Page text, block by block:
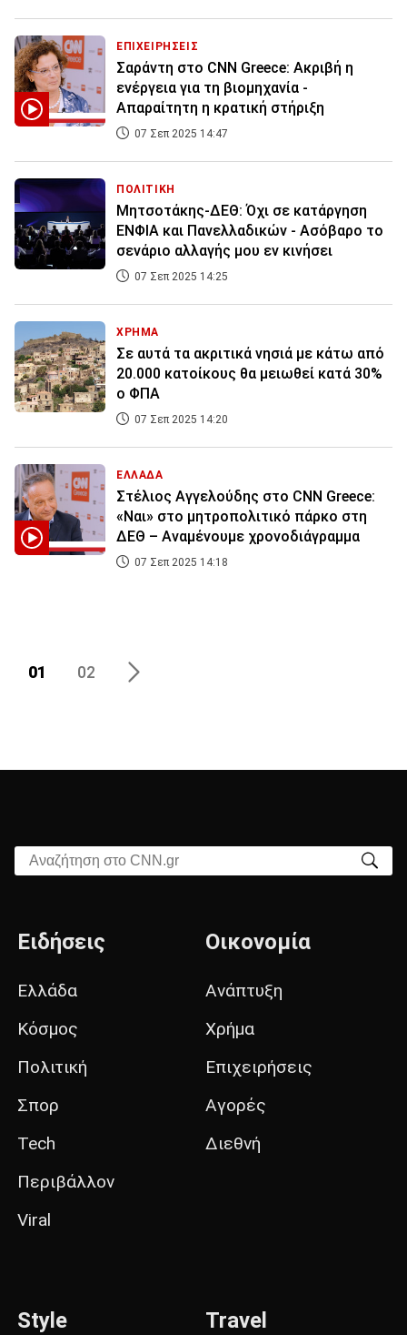
ΕΠΙΧΕΙΡΗΣΕΙΣ
Σαράντη στο CNN Greece: Ακριβή η
ενέργεια για τη βιομηχανία -
Απαραίτητη η κρατική στήριξη
07 Σεπ 2025 14:47
ΠΟΛΙΤΙΚΗ
Μητσοτάκης-ΔΕΘ: Όχι σε κατάργηση
ΕΝΦΙΑ και Πανελλαδικών - Ασόβαρο το
σενάριο αλλαγής μου εν κινήσει
07 Σεπ 2025 14:25
ΧΡΗΜΑ
Σε αυτά τα ακριτικά νησιά με κάτω από
20.000 κατοίκους θα μειωθεί κατά 30%
ο ΦΠΑ
07 Σεπ 2025 14:20
ΕΛΛΑΔΑ
Στέλιος Αγγελούδης στο CNN Greece:
«Ναι» στο μητροπολιτικό πάρκο στη
ΔΕΘ – Αναμένουμε χρονοδιάγραμμα
07 Σεπ 2025 14:18
01 02
Αναζήτηση στο CNN.gr
Ειδήσεις
Ελλάδα
Κόσμος
Πολιτική
Σπορ
Tech
Περιβάλλον
Viral
Οικονομία
Ανάπτυξη
Χρήμα
Επιχειρήσεις
Αγορές
Διεθνή
Style Travel